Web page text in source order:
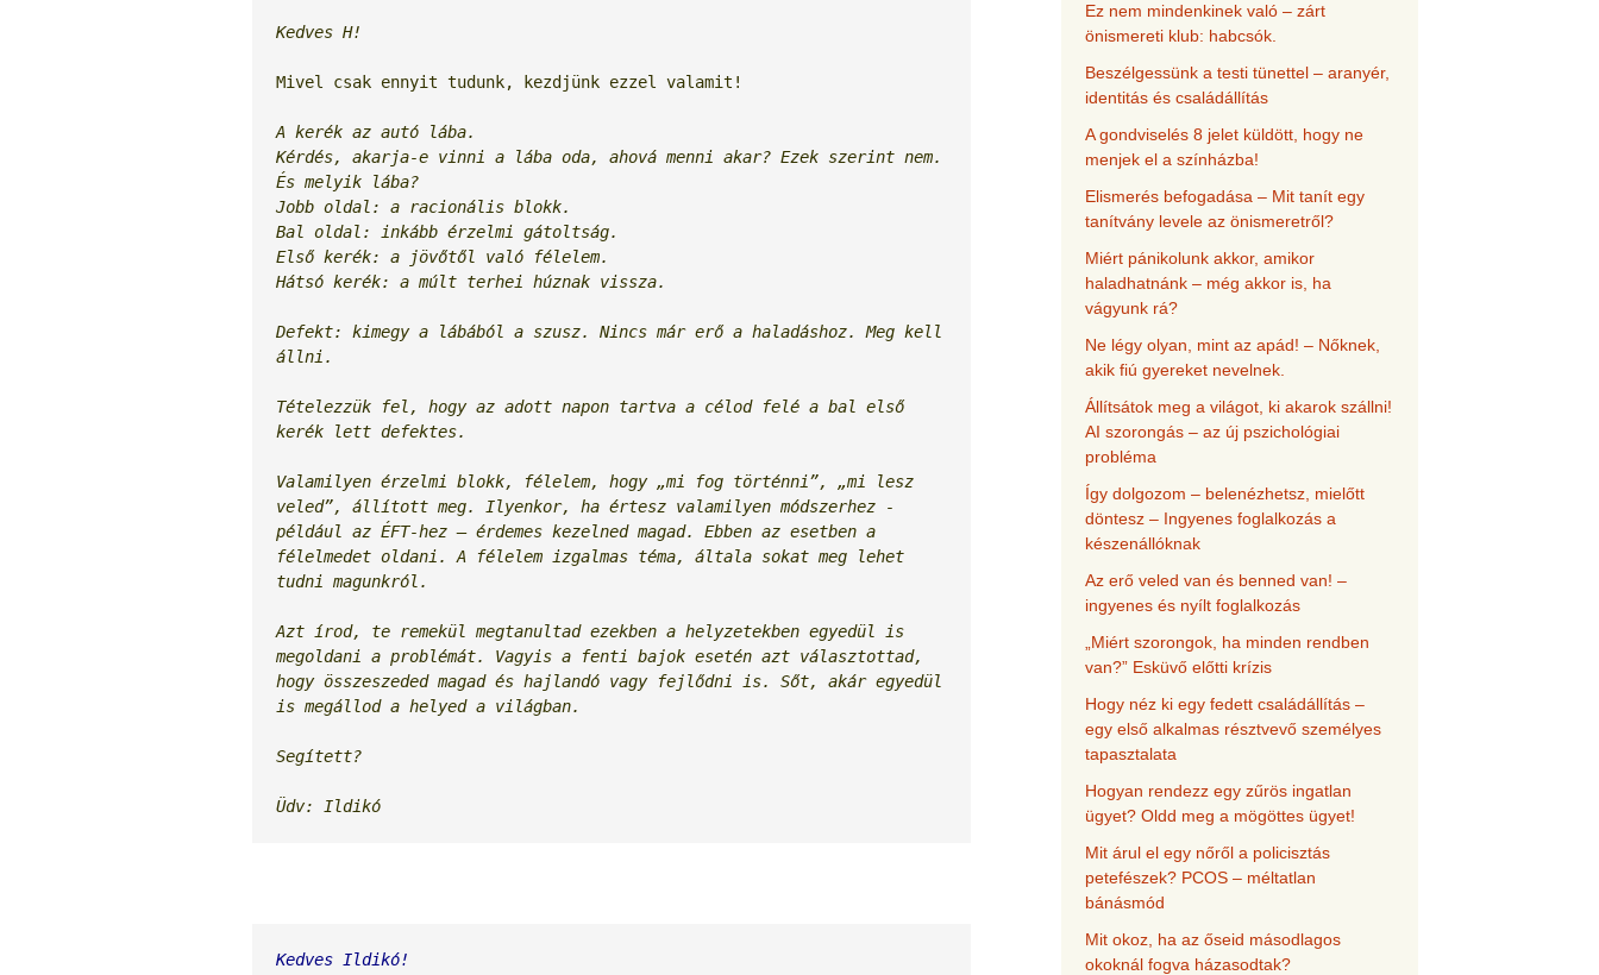
Kedves H!
Mivel csak ennyit tudunk, kezdjünk ezzel valamit!
A kerék az autó lába.
Kérdés, akarja-e vinni a lába oda, ahová menni akar? Ezek szerint nem.
És melyik lába?
Jobb oldal: a racionális blokk.
Bal oldal: inkább érzelmi gátoltság.
Első kerék: a jövőtől való félelem.
Hátsó kerék: a múlt terhei húznak vissza.
Defekt: kimegy a lábából a szusz. Nincs már erő a haladáshoz. Meg kell
állni.
Tételezzük fel, hogy az adott napon tartva a célod felé a bal első
kerék lett defektes.
Valamilyen érzelmi blokk, félelem, hogy „mi fog történni”, „mi lesz
veled”, állított meg. Ilyenkor, ha értesz valamilyen módszerhez -
például az ÉFT-hez – érdemes kezelned magad. Ebben az esetben a
félelmedet oldani. A félelem izgalmas téma, általa sokat meg lehet
tudni magunkról.
Azt írod, te remekül megtanultad ezekben a helyzetekben egyedül is
megoldani a problémát. Vagyis a fenti bajok esetén azt választottad,
hogy összeszeded magad és hajlandó vagy fejlődni is. Sőt, akár egyedül
is megállod a helyed a világban.
Segített?
Üdv: Ildikó
Kedves Ildikó!
Ez nem mindenkinek való – zárt
önismereti klub: habcsók.
Beszélgessünk a testi tünettel – aranyér,
identitás és családállítás
A gondviselés 8 jelet küldött, hogy ne
menjek el a színházba!
Elismerés befogadása – Mit tanít egy
tanítvány levele az önismeretről?
Miért pánikolunk akkor, amikor
haladhatnánk – még akkor is, ha
vágyunk rá?
Ne légy olyan, mint az apád! – Nőknek,
akik fiú gyereket nevelnek.
Állítsátok meg a világot, ki akarok szállni!
AI szorongás – az új pszichológiai
probléma
Így dolgozom – belenézhetsz, mielőtt
döntesz – Ingyenes foglalkozás a
készenállóknak
Az erő veled van és benned van! –
ingyenes és nyílt foglalkozás
„Miért szorongok, ha minden rendben
van?” Esküvő előtti krízis
Hogy néz ki egy fedett családállítás –
egy első alkalmas résztvevő személyes
tapasztalata
Hogyan rendezz egy zűrös ingatlan
ügyet? Oldd meg a mögöttes ügyet!
Mit árul el egy nőről a policisztás
petefészek? PCOS – méltatlan
bánásmód
Mit okoz, ha az őseid másodlagos
okoknál fogva házasodtak?